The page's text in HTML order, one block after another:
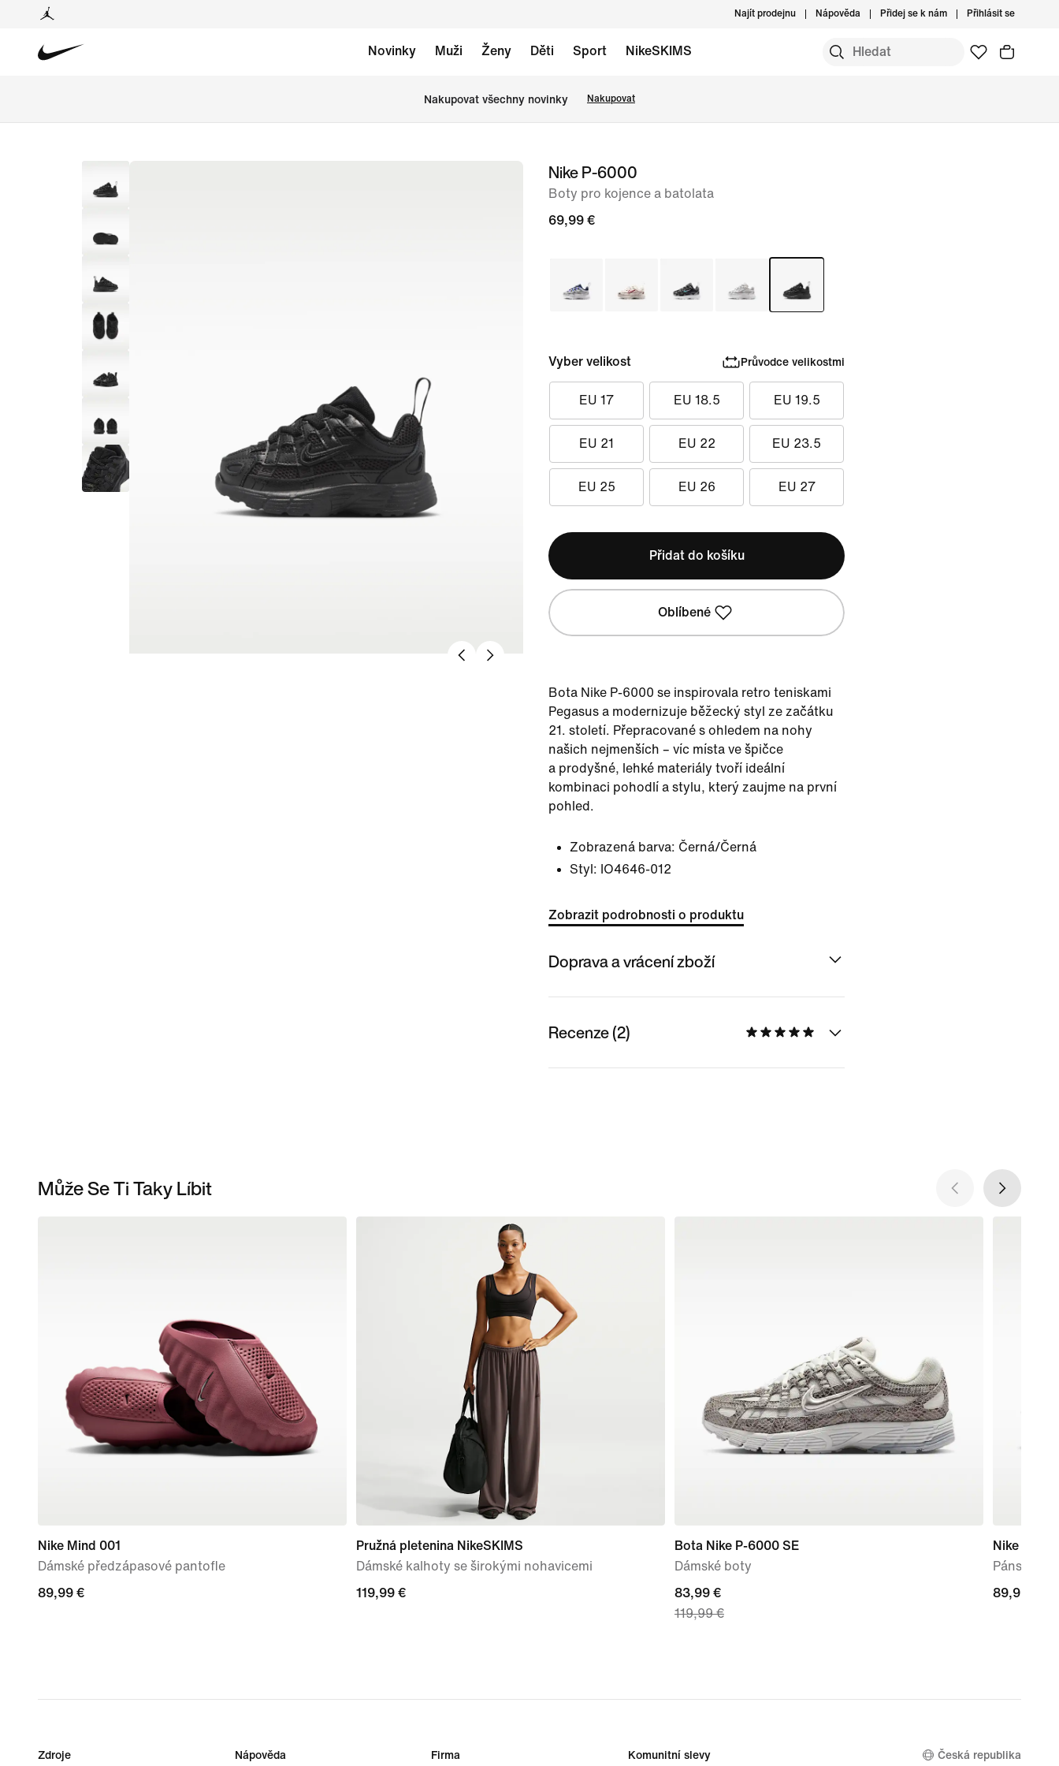
Najít prodejnu Nápověda Přidej se k nám Přihlásit se
Novinky Muži Ženy Děti Sport NikeSKIMS
Nakupovat všechny novinky Nakupovat
obrázekNike P-6000
Boty pro kojence a batolata
69,99 €
Vyber velikost Průvodce velikostmi
EU 17 EU 18.5 EU 19.5
EU 21 EU 22 EU 23.5
EU 25 EU 26 EU 27
Přidat do košíku
Oblíbené
Bota Nike P-6000 se inspirovala retro teniskami
Pegasus a modernizuje běžecký styl ze začátku
21. století. Přepracované s ohledem na nohy
našich nejmenších – víc místa ve špičce
a prodyšné, lehké materiály tvoří ideální
kombinaci pohodlí a stylu, který zaujme na první
pohled.
Zobrazená barva: Černá/Černá
Styl: IO4646-012
Zobrazit podrobnosti o produktu
Doprava a vrácení zboží
Recenze (2)
Může Se Ti Taky Líbit
Nike Mind 001
Dámské předzápasové pantofle
89,99 €
89,99 €
Pružná pletenina NikeSKIMS
Dámské kalhoty se širokými nohavicemi
119,99 €
119,99 €
Bota Nike P-6000 SE
Dámské boty
current
price
119,99 €
83,99 €
119,99 €
Nike Mind
Pánské
89,99 €
89,99 €
Zdroje Nápověda Firma Komunitní slevy Česká republika